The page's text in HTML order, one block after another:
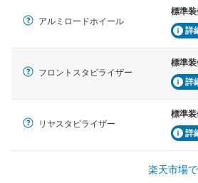
アルミロードホイール
標準
詳
フロントスタビライザー
標準
詳
リヤスタビライザー
標準
詳
楽天市場